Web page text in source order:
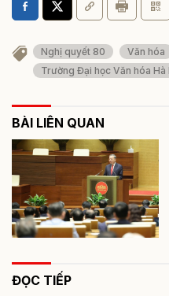
Nghị quyết 80 Văn hóa
Trường Đại học Văn hóa Hà
BÀI LIÊN QUAN
ĐỌC TIẾP